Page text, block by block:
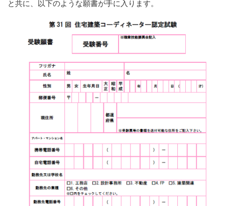
と共に、以下のような願書が手に入ります。